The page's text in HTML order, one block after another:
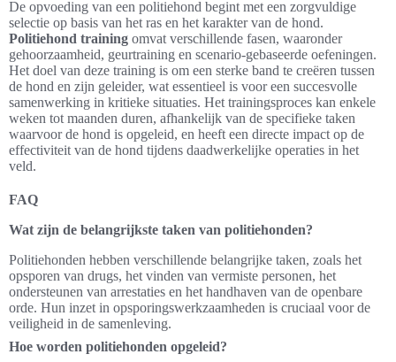
De opvoeding van een politiehond begint met een zorgvuldige
selectie op basis van het ras en het karakter van de hond.
Politiehond training omvat verschillende fasen, waaronder
gehoorzaamheid, geurtraining en scenario-gebaseerde oefeningen.
Het doel van deze training is om een sterke band te creëren tussen
de hond en zijn geleider, wat essentieel is voor een succesvolle
samenwerking in kritieke situaties. Het trainingsproces kan enkele
weken tot maanden duren, afhankelijk van de specifieke taken
waarvoor de hond is opgeleid, en heeft een directe impact op de
effectiviteit van de hond tijdens daadwerkelijke operaties in het
veld.
FAQ
Wat zijn de belangrijkste taken van politiehonden?
Politiehonden hebben verschillende belangrijke taken, zoals het
opsporen van drugs, het vinden van vermiste personen, het
ondersteunen van arrestaties en het handhaven van de openbare
orde. Hun inzet in opsporingswerkzaamheden is cruciaal voor de
veiligheid in de samenleving.
Hoe worden politiehonden opgeleid?